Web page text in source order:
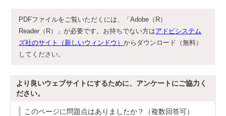
PDFファイルをご覧いただくには、「Adobe（R）
Reader（R）」が必要です。お持ちでない方はアドビシステム
ズ社のサイト（新しいウィンドウ）からダウンロード（無料）
してください。
より良いウェブサイトにするために、アンケートにご協力く
ださい。
このページに問題点はありましたか？（複数回答可）